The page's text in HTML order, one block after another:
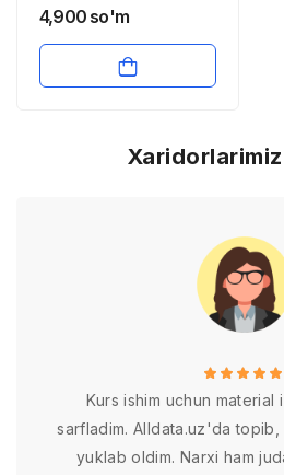
gazsimon kimyoviy
reglamentatsiyasi va
tekshirish metodlari
4,900 so'm
Kurs ishim uchun material
sarfladim. Alldata.uz'da
yuklab oldim. Narxi ham